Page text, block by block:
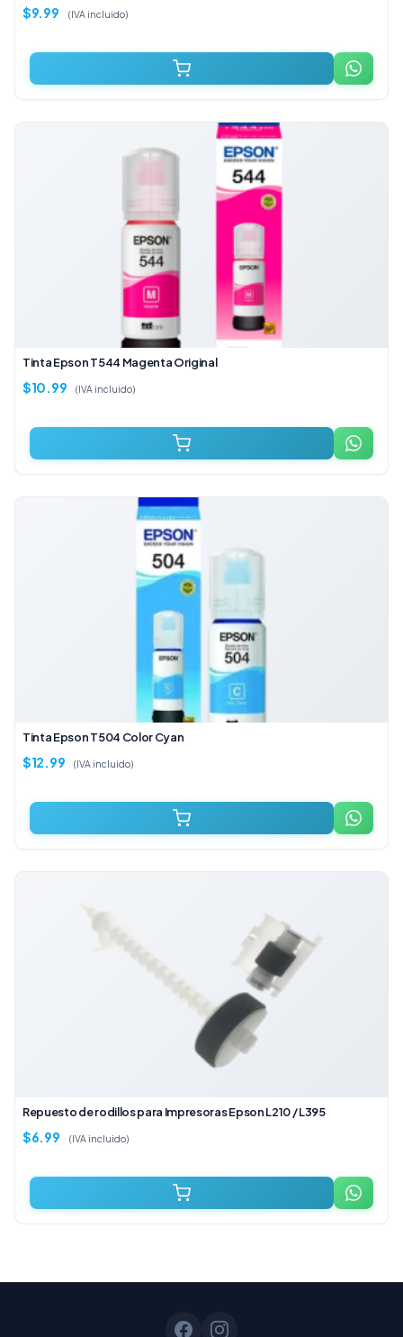
$9.99 (IVA incluido)
Tinta Epson T544 Magenta Original
$10.99 (IVA incluido)
Tinta Epson T504 Color Cyan
$12.99 (IVA incluido)
Repuesto de rodillos para Impresoras Epson L210 / L395
$6.99 (IVA incluido)